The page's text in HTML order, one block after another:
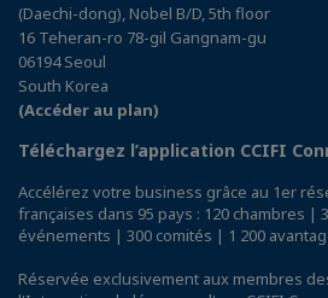
(Daechi-dong), Nobel B/D, 5th floor
16 Teheran-ro 78-gil Gangnam-gu
06194 Seoul
South Korea
(Accéder au plan)
Téléchargez l’application CCIFI
Accélérez votre business grâce au 1er
françaises dans 95 pays : 120 chambres |
événements | 300 comités | 1 200
Réservée exclusivement aux membres